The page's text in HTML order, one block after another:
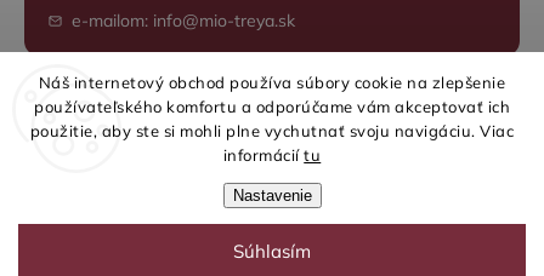
Náš internetový obchod používa súbory cookie na zlepšenie
používateľského komfortu a odporúčame vám akceptovať ich
použitie, aby ste si mohli plne vychutnať svoju navigáciu. Viac
informáciítu
Nastavenie
Súhlasím
e-mailom: info@mio-treya.sk
Shoptet.sk